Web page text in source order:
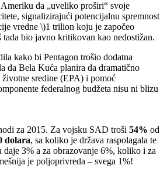
da „uveliko proširi“ svoje
signalizirajući potencijalnu spremnost
vredne \)1 trilion koju je započeo
bio javno kritikovan kao nedostižan.
kako bi Pentagon trošio dodatna
da Bela Kuća planira da dramatično
životne sredine (EPA) i pomoć
federalnog budžeta nisu ni blizu
za 2015. Za vojsku SAD troši 54% od
dolara, sa koliko je država raspolagala te
3% a za obrazovanje 6%, koliko i za
je poljoprivreda – svega 1%!